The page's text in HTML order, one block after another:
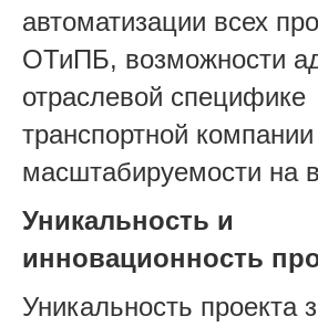
автоматизации всех
ОТиПБ, возможности
отраслевой специфике
транспортной
масштабируемости на
Уникальность и
инновационность
Уникальность проекта